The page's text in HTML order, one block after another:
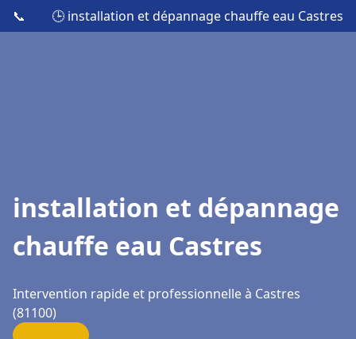
📞 🕒 installation et dépannage chauffe eau Castres
installation et dépannage
chauffe eau Castres
Intervention rapide et professionnelle à Castres
(81100)